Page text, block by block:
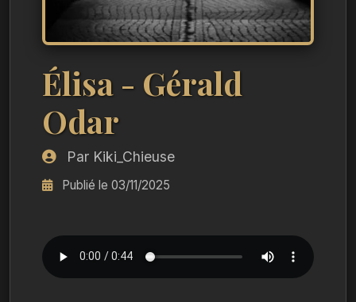
Élisa - Gérald
Odar
Par Kiki_Chieuse
Publié le 03/11/2025